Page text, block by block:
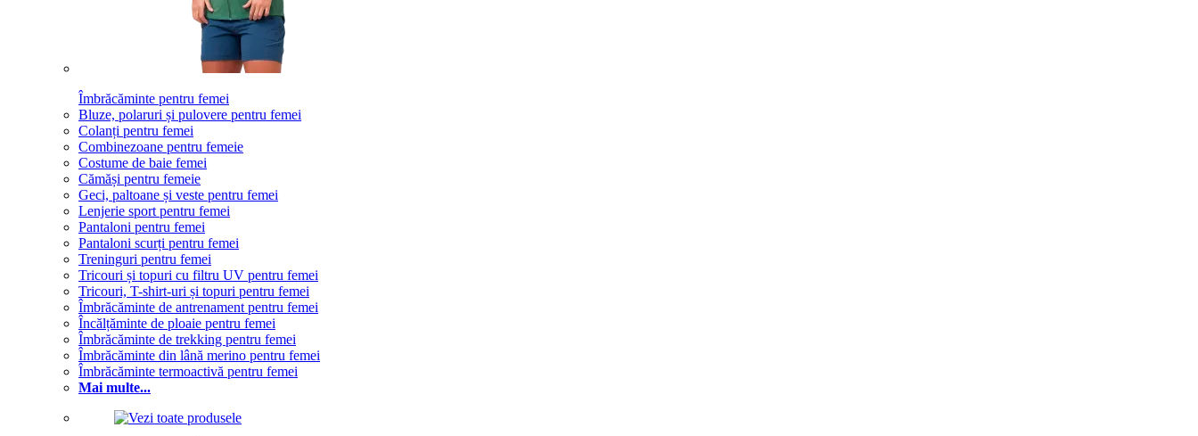
Îmbrăcăminte pentru femei
Bluze, polaruri și pulovere pentru femei
Colanți pentru femei
Combinezoane pentru femeie
Costume de baie femei
Cămăși pentru femeie
Geci, paltoane și veste pentru femei
Lenjerie sport pentru femei
Pantaloni pentru femei
Pantaloni scurți pentru femei
Treninguri pentru femei
Tricouri și topuri cu filtru UV pentru femei
Tricouri, T-shirt-uri și topuri pentru femei
Îmbrăcăminte de antrenament pentru femei
Încălțăminte de ploaie pentru femei
Îmbrăcăminte de trekking pentru femei
Îmbrăcăminte din lână merino pentru femei
Îmbrăcăminte termoactivă pentru femei
Mai multe...